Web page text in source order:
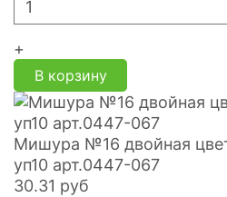
+
В корзину
Мишура №16 двойная
уп10 арт.0447-067
30.31 руб